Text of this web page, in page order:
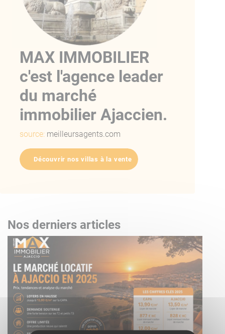
MAX IMMOBILIER
c'est l'agence leader
du marché
immobilier Ajaccien.
source: meilleursagents.com
Découvrir nos villas à la vente
Nos derniers articles